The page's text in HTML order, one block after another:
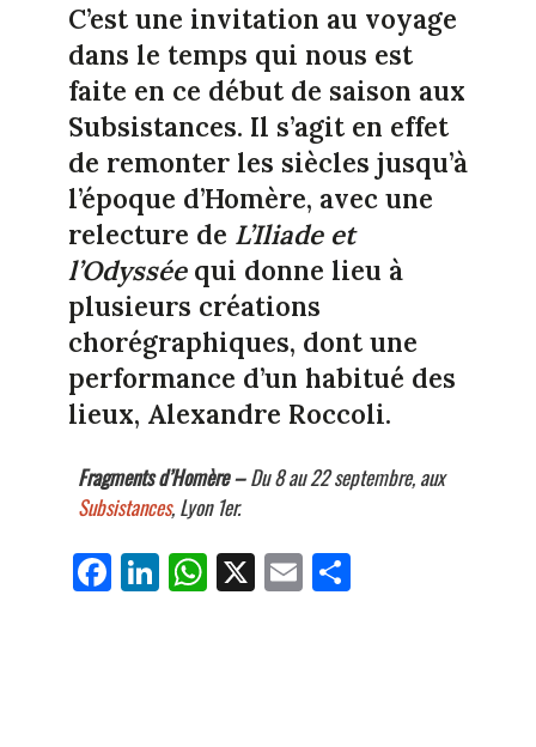
C’est une invitation au voyage
dans le temps qui nous est
faite en ce début de saison aux
Subsistances. Il s’agit en effet
de remonter les siècles jusqu’à
l’époque d’Homère, avec une
relecture de L’Iliade et
l’Odyssée qui donne lieu à
plusieurs créations
chorégraphiques, dont une
performance d’un habitué des
lieux, Alexandre Roccoli.
Fragments d’Homère –Du 8 au 22 septembre, aux
Subsistances, Lyon 1er.
Fa
ce
Li
nk
W
ha
X E
m
Pa